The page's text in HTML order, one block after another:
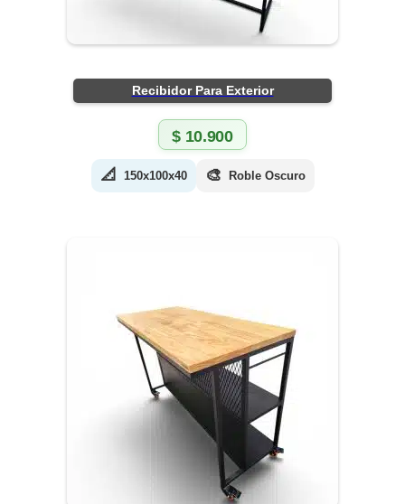
Recibidor Para Exterior
$10.900
📐 150x100x40 🎨 Roble Oscuro